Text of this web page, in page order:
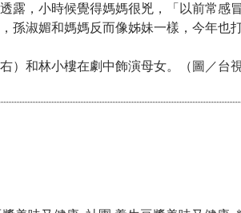
露，小時候覺得媽媽很兇，「以前常感
孫淑媚和媽媽反而像姊妹一樣，今年也
）和林小樓在劇中飾演母女。（圖／台